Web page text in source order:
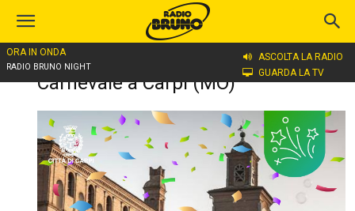
ORA IN ONDA
RADIO BRUNO NIGHT
ASCOLTA LA RADIO
GUARDA LA TV
Home
Carnevale a Carpi (MO)